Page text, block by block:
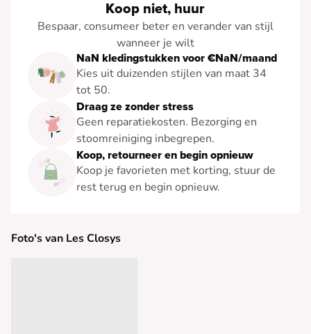
Koop niet, huur
Bespaar, consumeer beter en verander van stijl
wanneer je wilt
NaN kledingstukken voor €NaN/maand
Kies uit duizenden stijlen van maat 34
tot 50.
Draag ze zonder stress
Geen reparatiekosten. Bezorging en
stoomreiniging inbegrepen.
Koop, retourneer en begin opnieuw
Koop je favorieten met korting, stuur de
rest terug en begin opnieuw.
Foto's van Les Closys